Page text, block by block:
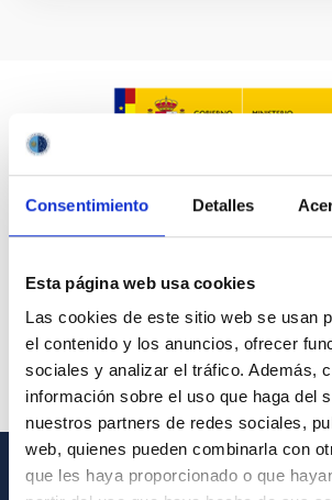
Consentimiento Detalles
Esta página web usa cookies
Las cookies de este sitio web se usan
el contenido y los anuncios, ofrecer
sociales y analizar el tráfico. Además,
información sobre el uso que haga del
nuestros partners de redes sociales,
web, quienes pueden combinarla con
que les haya proporcionado o que